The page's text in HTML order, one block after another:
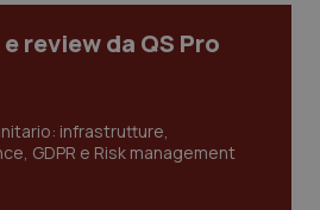
review da QS Pro
infrastrutture,
GDPR e Risk management
CookieScript